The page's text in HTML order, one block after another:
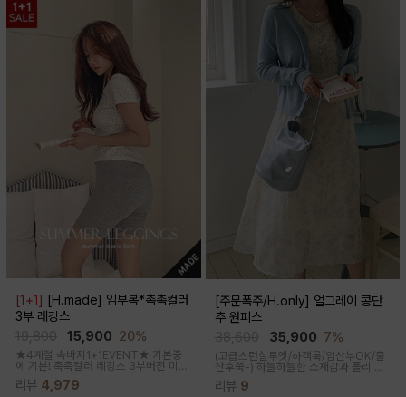
[1+1] [H.made] 임부복*촉촉컬러
3부 레깅스
15,900 20%
★4계절 속바지1+1EVENT★ 기본중
에 기본! 촉촉컬러 레깅스 3부버전 미니
원피스나 스커트안에 쏙~사계절 내내
필수템인 3부 속바지쫀쫀한 신축성으로
리뷰 4,979
[주문폭주/H.only] 얼그레이 콩단
추 원피스
35,900 7%
(고급스런실루엣/하객룩/임산부OK/출
산후쭉-) 하늘하늘한 소재감과 폴리 원
단의 부드러운 터치감으로 걸을때마다
우아하고 A라인으로 롱하게 떨어지는
리뷰 9